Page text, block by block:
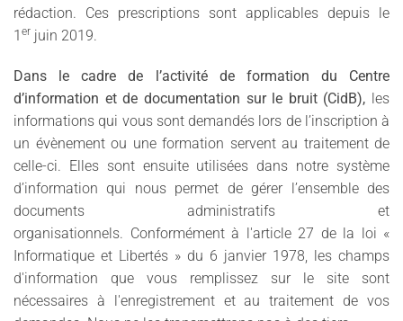
rédaction. Ces prescriptions sont applicables depuis le
1 er juin 2019.
Dans le cadre de l’activité de formation du Centre
d’information et de documentation sur le bruit (CidB), les
informations qui vous sont demandés lors de l’inscription à
un évènement ou une formation servent au traitement de
celle-ci. Elles sont ensuite utilisées dans notre système
d’information qui nous permet de gérer l’ensemble des
documents administratifs et
organisationnels. Conformément à l'article 27 de la loi «
Informatique et Libertés » du 6 janvier 1978, les champs
d'information que vous remplissez sur le site sont
nécessaires à l'enregistrement et au traitement de vos